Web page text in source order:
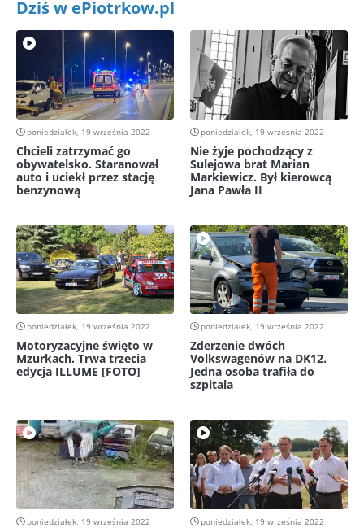
Dziś w ePiotrkow.pl
poniedziałek, 19 września 2022
Chcieli zatrzymać go
obywatelsko. Staranował
auto i uciekł przez stację
benzynową
poniedziałek, 19 września 2022
Nie żyje pochodzący z
Sulejowa brat Marian
Markiewicz. Był kierowcą
Jana Pawła II
poniedziałek, 19 września 2022
Motoryzacyjne święto w
Mzurkach. Trwa trzecia
edycja ILLUME [FOTO]
poniedziałek, 19 września 2022
Zderzenie dwóch
Volkswagenów na DK12.
Jedna osoba trafiła do
szpitala
poniedziałek, 19 września 2022 poniedziałek, 19 września 2022